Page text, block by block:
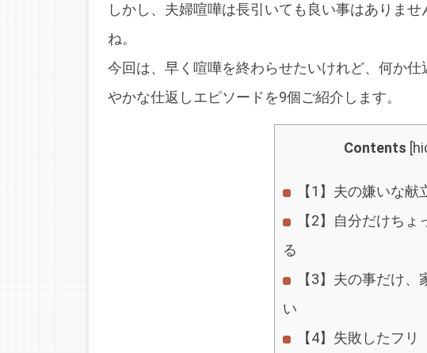
しかし、夫婦喧嘩は長引いても良い事はありま
ね。
今回は、早く喧嘩を終わらせたいけれど、何か
やかな仕返しエピソードを9個ご紹介します。
Contents [
【1】夫の嫌いな献
【2】自分だけちょ
る
【3】夫の事だけ、
い
【4】失敗したフリ